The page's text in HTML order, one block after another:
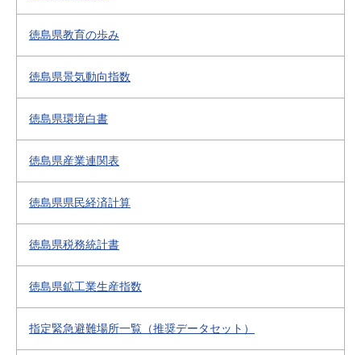
徳島県教育の歩み
徳島県景気動向指数
徳島県環境白書
徳島県産業連関表
徳島県県民経済計算
徳島県税務統計書
徳島県鉱工業生産指数
指定緊急避難場所一覧（推奨データセット）